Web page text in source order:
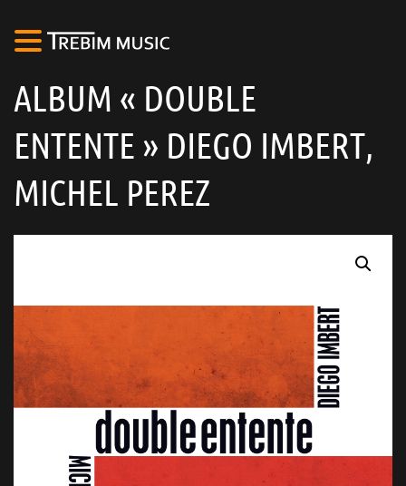
ALBUM « DOUBLE
ENTENTE » DIEGO IMBERT,
MICHEL PEREZ